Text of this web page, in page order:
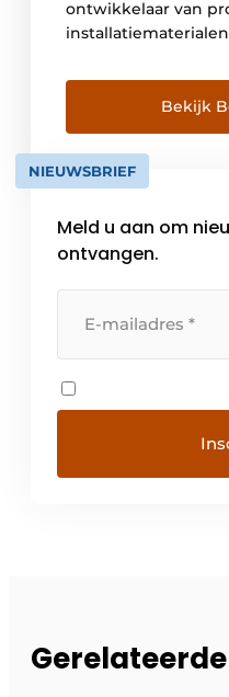
ontwikkelaar van
horeca-en
Bekijk
NIEUWSBRIEF
Meld u aan om
ontvangen.